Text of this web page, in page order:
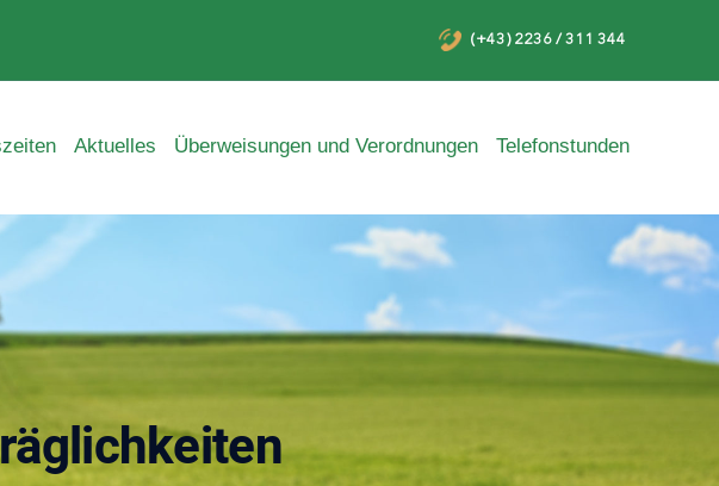
(+43) 2236 / 311 344
Aktuelles Überweisungen und Verordnungen Telefonstunden